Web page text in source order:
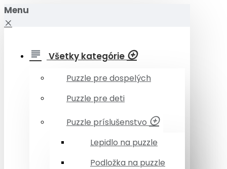
Menu
Všetky kategórie
Puzzle pre dospelých
Puzzle pre deti
Puzzle príslušenstvo
Lepidlo na puzzle
Podložka na puzzle